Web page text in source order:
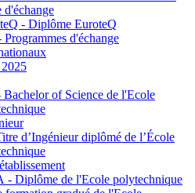
d'échange
- Diplôme EuroteQ
Programmes d'échange
of Science de l'Ecole
d’Ingénieur diplômé de l’École
- Diplôme de l'Ecole polytechnique